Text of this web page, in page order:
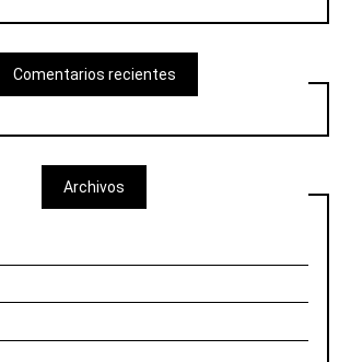
Comentarios recientes
Archivos